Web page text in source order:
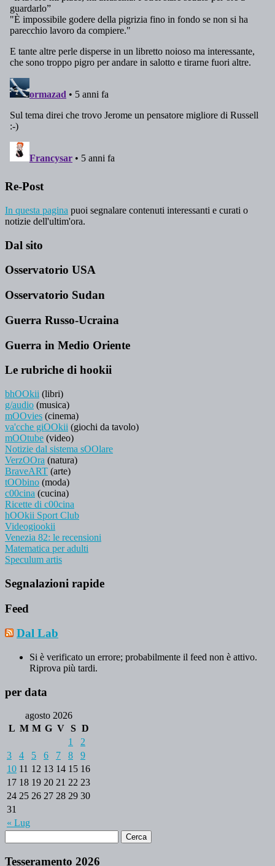
Re-Post
In questa pagina puoi segnalare contenuti interessanti e curati o
notizie dell'ultim'ora.
Dal sito
Osservatorio USA
Osservatorio Sudan
Guerra Russo-Ucraina
Guerra in Medio Oriente
Le rubriche di hookii
bhOOkii (libri)
g/audio (musica)
mOOvies (cinema)
va'cche giOOkii (giochi da tavolo)
mOOtube (video)
Notizie dal sistema sOOlare
VerzOOra (natura)
BraveART (arte)
tOObino (moda)
c00cina (cucina)
Ricette di c00cina
hOOkii Sport Club
Videogiookii
Venezia 82: le recensioni
Matematica per adulti
Speculum artis
Segnalazioni rapide
Feed
Dal Lab
Si è verificato un errore; probabilmente il feed non è attivo.
Riprova più tardi.
per data
agosto 2026
L M M G V S D
« Lug
1
2
3
4 5 6 7 8
9
10 11 12 13 14 15 16
17 18 19 20 21 22 23
24 25 26 27 28 29 30
31
Tesseramento 2026